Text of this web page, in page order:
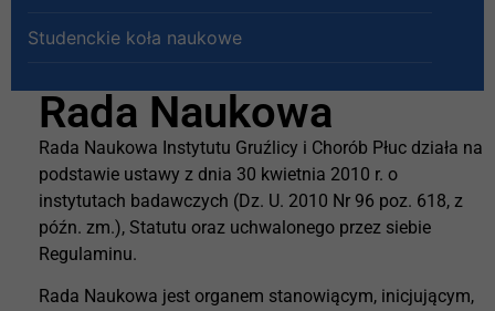
Studenckie koła naukowe
Rada Naukowa
Rada Naukowa Instytutu Gruźlicy i Chorób Płuc działa na
podstawie ustawy z dnia 30 kwietnia 2010 r. o
instytutach badawczych (Dz. U. 2010 Nr 96 poz. 618, z
późn. zm.), Statutu oraz uchwalonego przez siebie
Regulaminu.
Rada Naukowa jest organem stanowiącym, inicjującym,